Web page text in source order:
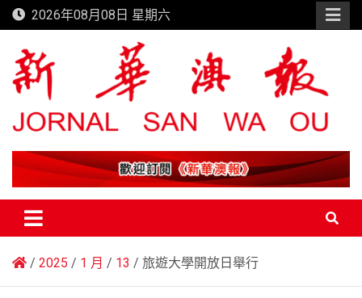
Skip
to
content
2026年08月08日 星期六
新華澳報
2025 1 月 13 旅遊大學開放日舉行